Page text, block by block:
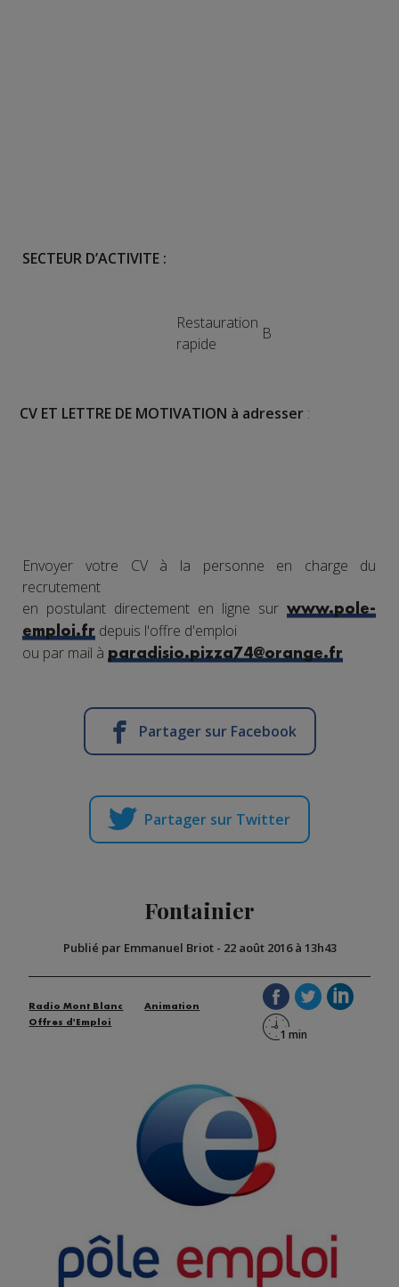
SECTEUR D’ACTIVITE :
Restauration
rapide
B
CV ET LETTRE DE MOTIVATION à adresser :
Envoyer votre CV à la personne en charge du
recrutement
en postulant directement en ligne surwww.pole-
emploi.fr depuis l'offre d'emploi
ou par mail àparadisio.pizza74@orange.fr
Partager sur Facebook
Partager sur Twitter
Fontainier
Publié par Emmanuel Briot- 22 août 2016 à 13h43
Radio Mont Blanc
Animation
Offres d'Emploi